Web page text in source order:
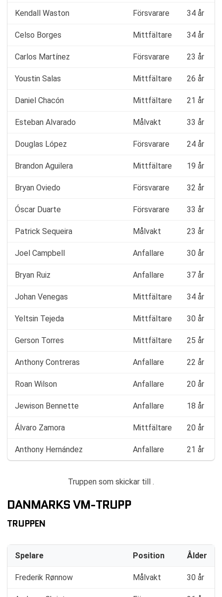
Kendall Waston Försvarare 34 år
Celso Borges Mittfältare 34 år
Carlos Martínez Försvarare 23 år
Youstin Salas Mittfältare 26 år
Daniel Chacón Mittfältare 21 år
Esteban Alvarado Målvakt 33 år
Douglas López Försvarare 24 år
Brandon Aguilera Mittfältare 19 år
Bryan Oviedo Försvarare 32 år
Óscar Duarte Försvarare 33 år
Patrick Sequeira Målvakt 23 år
Joel Campbell Anfallare 30 år
Bryan Ruiz Anfallare 37 år
Johan Venegas Mittfältare 34 år
Yeltsin Tejeda Mittfältare 30 år
Gerson Torres Mittfältare 25 år
Anthony Contreras Anfallare 22 år
Roan Wilson Anfallare 20 år
Jewison Bennette Anfallare 18 år
Álvaro Zamora Mittfältare 20 år
Anthony Hernández Anfallare 21 år
Truppen som skickar till .
DANMARKS VM-TRUPP
TRUPPEN
Spelare Position Ålder
Frederik Rønnow Målvakt 30 år